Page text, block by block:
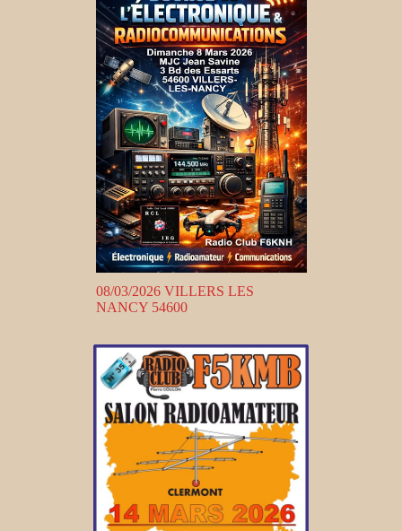
08/03/2026 VILLERS LES
NANCY 54600